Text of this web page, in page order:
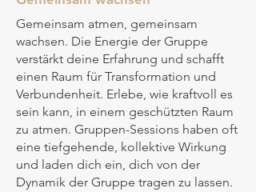
Gemeinsam atmen, gemeinsam
wachsen. Die Energie der Gruppe
verstärkt deine Erfahrung und schafft
einen Raum für Transformation und
Verbundenheit. Erlebe, wie kraftvoll es
sein kann, in einem geschützten Raum
zu atmen. Gruppen-Sessions haben oft
eine tiefgehende, kollektive Wirkung
und laden dich ein, dich von der
Dynamik der Gruppe tragen zu lassen.